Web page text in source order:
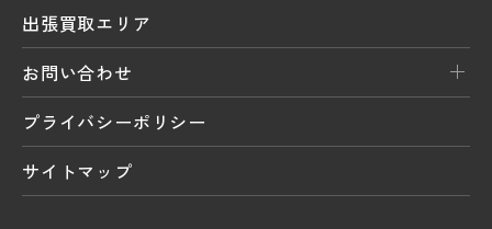
出張買取エリア
お問い合わせ
プライバシーポリシー
サイトマップ